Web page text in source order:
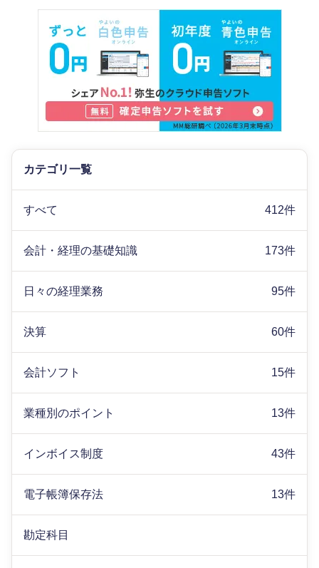
カテゴリ一覧
すべて 412件
会計・経理の基礎知識 173件
日々の経理業務 95件
決算 60件
会計ソフト 15件
業種別のポイント 13件
インボイス制度 43件
電子帳簿保存法 13件
勘定科目